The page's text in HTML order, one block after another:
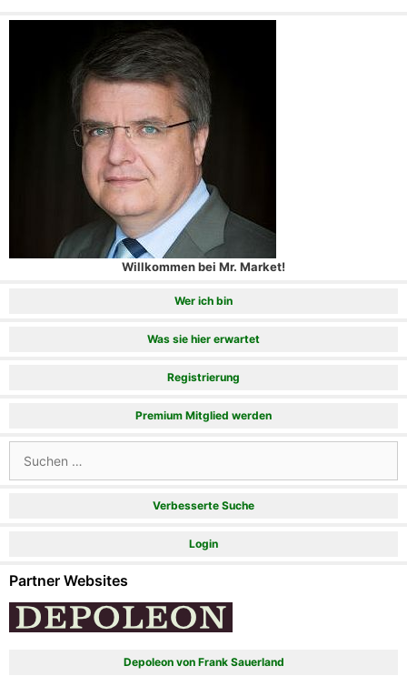
Willkommen bei Mr. Market!
Wer ich bin
Was sie hier erwartet
Registrierung
Premium Mitglied werden
nach:
Verbesserte Suche
Login
Partner Websites
Depoleon von Frank Sauerland